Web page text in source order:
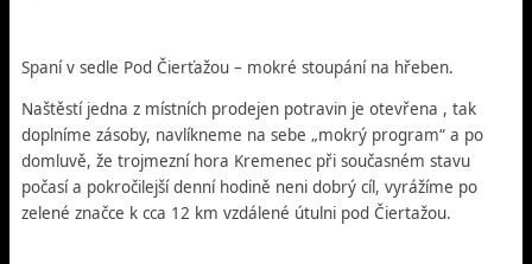
Spaní v sedle Pod Čierťažou – mokré stoupání na hřeben.
Naštěstí jedna z místních prodejen potravin je otevřena , tak
doplníme zásoby, navlíkneme na sebe „mokrý program“ a po
domluvě, že trojmezní hora Kremenec při současném stavu
počasí a pokročilejší denní hodině neni dobrý cíl, vyrážíme po
zelené značce k cca 12 km vzdálené útulni pod Čiertažou.